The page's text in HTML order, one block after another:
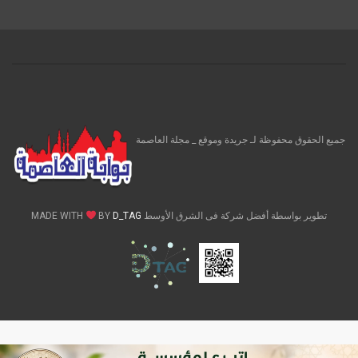
جميع الحقوق محفوظة لـ جريدة وموقع _ مجلة العاصمة
تطوير بواسطة أفضل شركة فى الشرق الأوسط MADE WITH BY D_TAG